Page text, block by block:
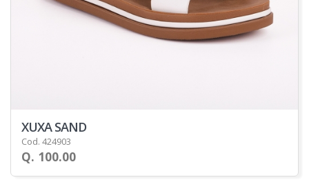
XUXA SAND
Cod. 424903
Q. 100.00